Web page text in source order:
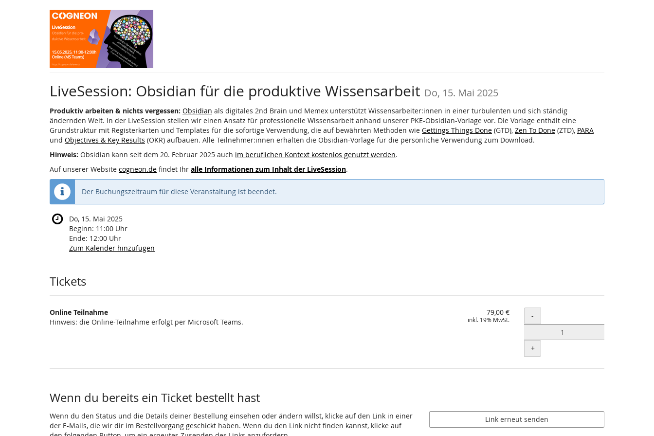
LiveSession: Obsidian für die produktive Wissensarbeit Do, 15. Mai 2025
Produktiv arbeiten & nichts vergessen: Obsidian als digitales 2nd Brain und Memex unterstützt Wissensarbeiter:innen in einer turbulenten und sich ständig
ändernden Welt. In der LiveSession stellen wir einen Ansatz für professionelle Wissensarbeit anhand unserer PKE-Obsidian-Vorlage vor. Die Vorlage enthält eine
Grundstruktur mit Registerkarten und Templates für die sofortige Verwendung, die auf bewährten Methoden wie Gettings Things Done (GTD), Zen To Done (ZTD), PARA
und Objectives & Key Results (OKR) aufbauen. Alle Teilnehmer:innen erhalten die Obsidian-Vorlage für die persönliche Verwendung zum Download.
Hinweis: Obsidian kann seit dem 20. Februar 2025 auch im beruflichen Kontext kostenlos genutzt werden.
Auf unserer Website cogneon.de findet Ihr alle Informationen zum Inhalt der LiveSession.
Der Buchungszeitraum für diese Veranstaltung ist beendet.
Do, 15. Mai 2025
Beginn: 11:00 Uhr
Ende: 12:00 Uhr
Zum Kalender hinzufügen
Produkte
Tickets
Online Teilnahme
Hinweis: die Online-Teilnahme erfolgt per Microsoft Teams.
79,00 €
inkl. 19% MwSt. Menge
-
+
Wenn du bereits ein Ticket bestellt hast
Wenn du den Status und die Details deiner Bestellung einsehen oder ändern willst, klicke auf den Link in einer
der E-Mails, die wir dir im Bestellvorgang geschickt haben. Wenn du den Link nicht finden kannst, klicke auf
Link erneut senden